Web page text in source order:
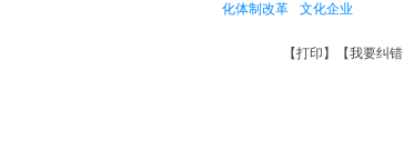
化体制改革
文化企业
【打印 】【我要纠错